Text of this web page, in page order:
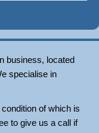
business, located
specialise in
of which is
to give us a call if